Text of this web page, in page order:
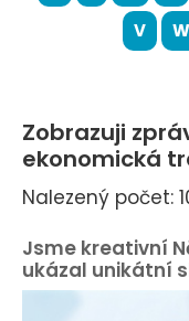
V
W
Zobrazuji
ekonomická
Nalezený počet:
Jsme kreativní
ukázal unikátní